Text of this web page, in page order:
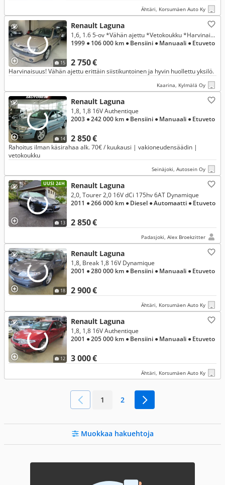
Ähtäri, Korsumäen Auto Ky
15
Renault Laguna
2 750 €
1,6, 1.6 5-ov *Vähän ajettu *Vetokoukku *Harvinaisuus
1999 ● 106 000 km ● Bensiini ● Manuaali ● Etuveto
Harvinaisuus! Vähän ajettu erittäin siistikuntoinen ja hyvin huollettu yksilö.
Kaarina, Kylmälä Oy
14
Renault Laguna
2 850 €
1,8, 1,8 16V Authentique
2003 ● 242 000 km ● Bensiini ● Manuaali ● Etuveto
Rahoitus ilman käsirahaa alk. 70€ / kuukausi | vakioneudensäädin |
vetokoukku
Seinäjoki, Autosein Oy
UUSI 24H
13
Renault Laguna
2 850 €
2,0, Tourer 2,0 16V dCi 175hv 6AT Dynamique
2011 ● 266 000 km ● Diesel ● Automaatti ● Etuveto
Padasjoki, Alex Broekzitter
18
Renault Laguna
2 900 €
1,8, Break 1,8 16V Dynamique
2001 ● 280 000 km ● Bensiini ● Manuaali ● Etuveto
Ähtäri, Korsumäen Auto Ky
12
Renault Laguna
3 000 €
1,8, 1,8 16V Authentique
2001 ● 205 000 km ● Bensiini ● Manuaali ● Etuveto
Ähtäri, Korsumäen Auto Ky
1 2
Muokkaa hakuehtoja